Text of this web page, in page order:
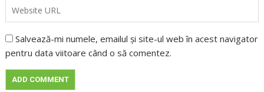
Salvează-mi numele, emailul și site-ul web în acest navigator
pentru data viitoare când o să comentez.